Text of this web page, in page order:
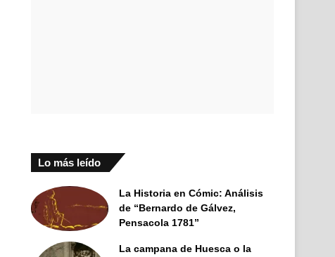
Lo más leído
La Historia en Cómic: Análisis
de “Bernardo de Gálvez,
Pensacola 1781”
La campana de Huesca o la